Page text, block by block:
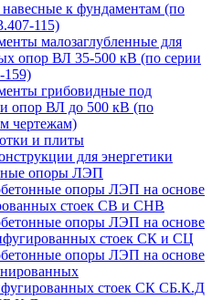
к фундаментам (по
115)
малозаглубленные для
опор ВЛ 35-500 кВ (по серии
159)
грибовидные под
опор ВЛ до 500 кВ (по
чертежам)
и плиты
для энергетики
опоры ЛЭП
опоры ЛЭП на основе
стоек СВ и СНВ
опоры ЛЭП на основе
стоек СК и СЦ
опоры ЛЭП на основе
стоек СК СБ.К.Д